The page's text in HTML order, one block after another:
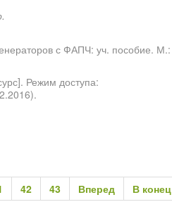
с ФАПЧ: уч. пособие. М.:
Режим доступа:
42 43 Вперед В конец